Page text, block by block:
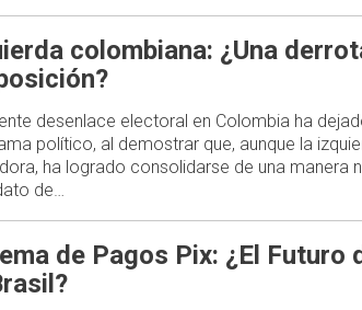
colombiana: ¿Una
desenlace electoral en Colombia ha
político, al demostrar que, aunque la
ha logrado consolidarse de una manera
de…
de Pagos Pix: ¿El Futuro